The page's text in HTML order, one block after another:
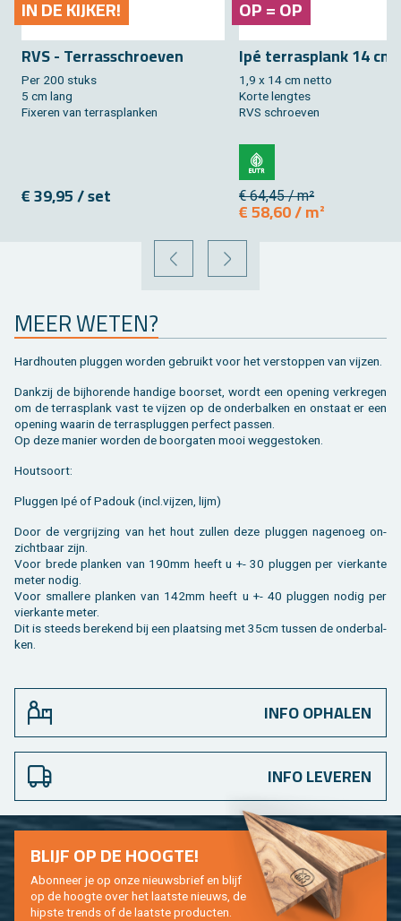
IN DE KIJ­KER!
RVS - Ter­ras­schroe­ven
Per 200 stuks
5 cm lang
Fixe­ren van terras­planken
€ 39,95 / set
OP = OP
Ipé ter­ras­plank 14 cm
1,9 x 14 cm netto
Korte leng­tes
RVS schroe­ven
€ 64,45 / m²
€ 58,60 / m²
VORIGE VOLGENDE
MEER WETEN?
Hard­hou­ten plug­gen wor­den ge­bruikt voor het ver­stop­pen van vij­zen.
Dank­zij de bij­ho­ren­de han­di­ge boor­set, wordt een ope­ning ver­kre­gen
om de ter­ras­plank vast te vij­zen op de on­der­bal­ken en on­staat er een
ope­ning waar­in de ter­ras­plug­gen per­fect pas­sen.
Op deze ma­nier wor­den de boor­ga­ten mooi weg­ge­sto­ken.
Hout­soort:
Plug­gen Ipé of Pa­douk (incl.​vijzen, lijm)
Door de ver­grij­zing van het hout zul­len deze plug­gen na­ge­noeg on­
zicht­baar zijn.
Voor brede plan­ken van 190mm heeft u +- 30 plug­gen per vier­kan­te
meter nodig.
Voor smal­le­re plan­ken van 142mm heeft u +- 40 plug­gen nodig per
vier­kan­te meter.
Dit is steeds be­re­kend bij een plaat­sing met 35cm tus­sen de on­der­bal­
ken.
INFO OPHALEN
INFO LEVEREN
BLIJF OP DE HOOG­TE!
Abon­neer je op onze nieuws­brief en blijf
op de hoog­te over het laat­ste nieuws, de
hip­s­te trends of de laat­ste pro­duc­ten.